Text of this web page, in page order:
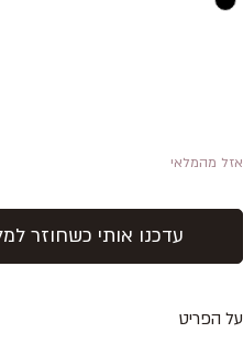
אזל מהמלאי
עדכנו אותי כשחוזר
על הפריט